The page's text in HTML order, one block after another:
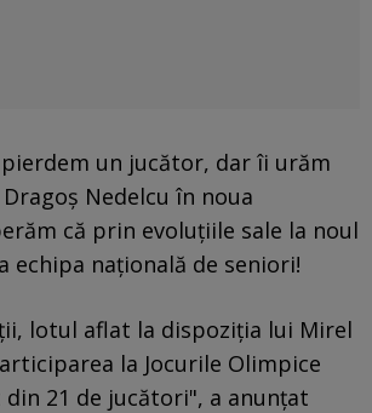
un jucător, dar îi urăm
Nedelcu în noua
că prin evoluțiile sale la noul
echipa națională de seniori!
lotul aflat la dispoziția lui Mirel
la Jocurile Olimpice
21 de jucători", a anunțat